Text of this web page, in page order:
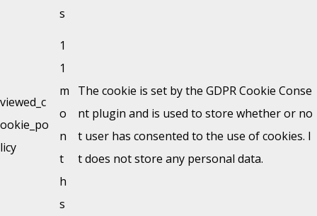
s
viewed_c
ookie_po
licy
1
1
m
o
n
t
h
s
The cookie is set by the GDPR Cookie Conse
nt plugin and is used to store whether or no
t user has consented to the use of cookies. I
t does not store any personal data.